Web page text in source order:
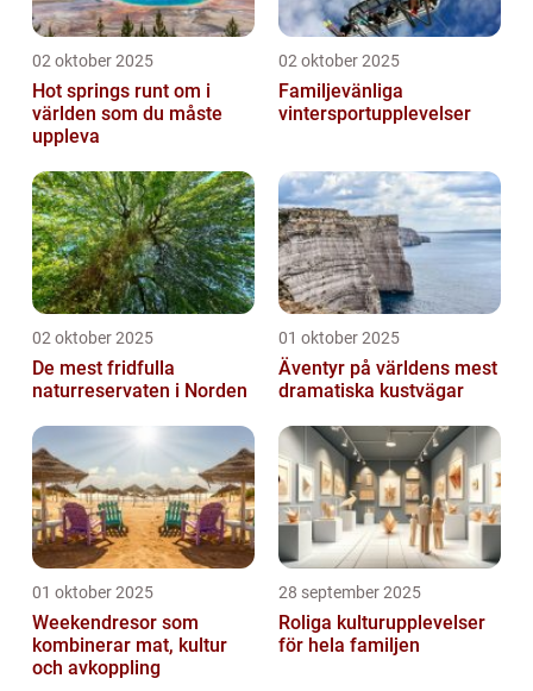
02 oktober 2025
Hot springs runt om i
världen som du måste
uppleva
02 oktober 2025
Familjevänliga
vintersportupplevelser
02 oktober 2025
De mest fridfulla
naturreservaten i Norden
01 oktober 2025
Äventyr på världens mest
dramatiska kustvägar
01 oktober 2025
Weekendresor som
kombinerar mat, kultur
och avkoppling
28 september 2025
Roliga kulturupplevelser
för hela familjen